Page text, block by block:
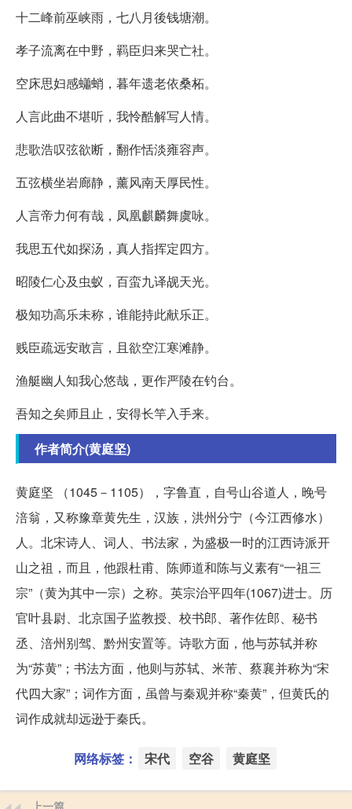
十二峰前巫峡雨，七八月後钱塘潮。
孝子流离在中野，羁臣归来哭亡社。
空床思妇感蠨蛸，暮年遗老依桑柘。
人言此曲不堪听，我怜酷解写人情。
悲歌浩叹弦欲断，翻作恬淡雍容声。
五弦横坐岩廊静，薰风南天厚民性。
人言帝力何有哉，凤凰麒麟舞虞咏。
我思五代如探汤，真人指挥定四方。
昭陵仁心及虫蚁，百蛮九译觇天光。
极知功高乐未称，谁能持此献乐正。
贱臣疏远安敢言，且欲空江寒滩静。
渔艇幽人知我心悠哉，更作严陵在钓台。
吾知之矣师且止，安得长竿入手来。
作者简介(黄庭坚)
黄庭坚 （1045－1105），字鲁直，自号山谷道人，晚号
涪翁，又称豫章黄先生，汉族，洪州分宁（今江西修水）
人。北宋诗人、词人、书法家，为盛极一时的江西诗派开
山之祖，而且，他跟杜甫、陈师道和陈与义素有“一祖三
宗”（黄为其中一宗）之称。英宗治平四年(1067)进士。历
官叶县尉、北京国子监教授、校书郎、著作佐郎、秘书
丞、涪州别驾、黔州安置等。诗歌方面，他与苏轼并称
为“苏黄”；书法方面，他则与苏轼、米芾、蔡襄并称为“宋
代四大家”；词作方面，虽曾与秦观并称“秦黄”，但黄氏的
词作成就却远逊于秦氏。
网络标签： 宋代 空谷 黄庭坚
上一篇